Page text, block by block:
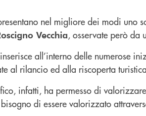
nel migliore dei modi uno
Vecchia, osservate però da
all’interno delle numerose
al rilancio ed alla riscoperta
infatti, ha permesso di
di essere valorizzato